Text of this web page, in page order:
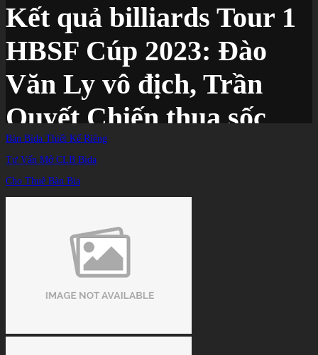
Kết quả billiards Tour 1
HBSF Cúp 2023: Đào
Văn Ly vô địch, Trần
Quyết Chiến thua sốc
TIN TỨC /
Bàn Bida Thiết Kế Riêng
Tư Vấn Mở CLB Bida
Cho Thuê Bàn Bia